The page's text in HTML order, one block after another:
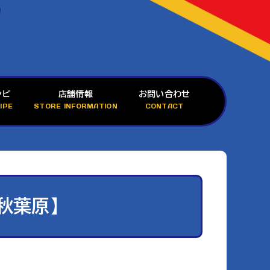
ピ 店舗情報
STORE INFORMATION
お問い合わせ
CONTACT
原】